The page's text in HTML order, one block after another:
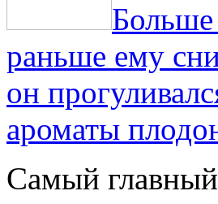
раньше ему
он
ароматы
Самый